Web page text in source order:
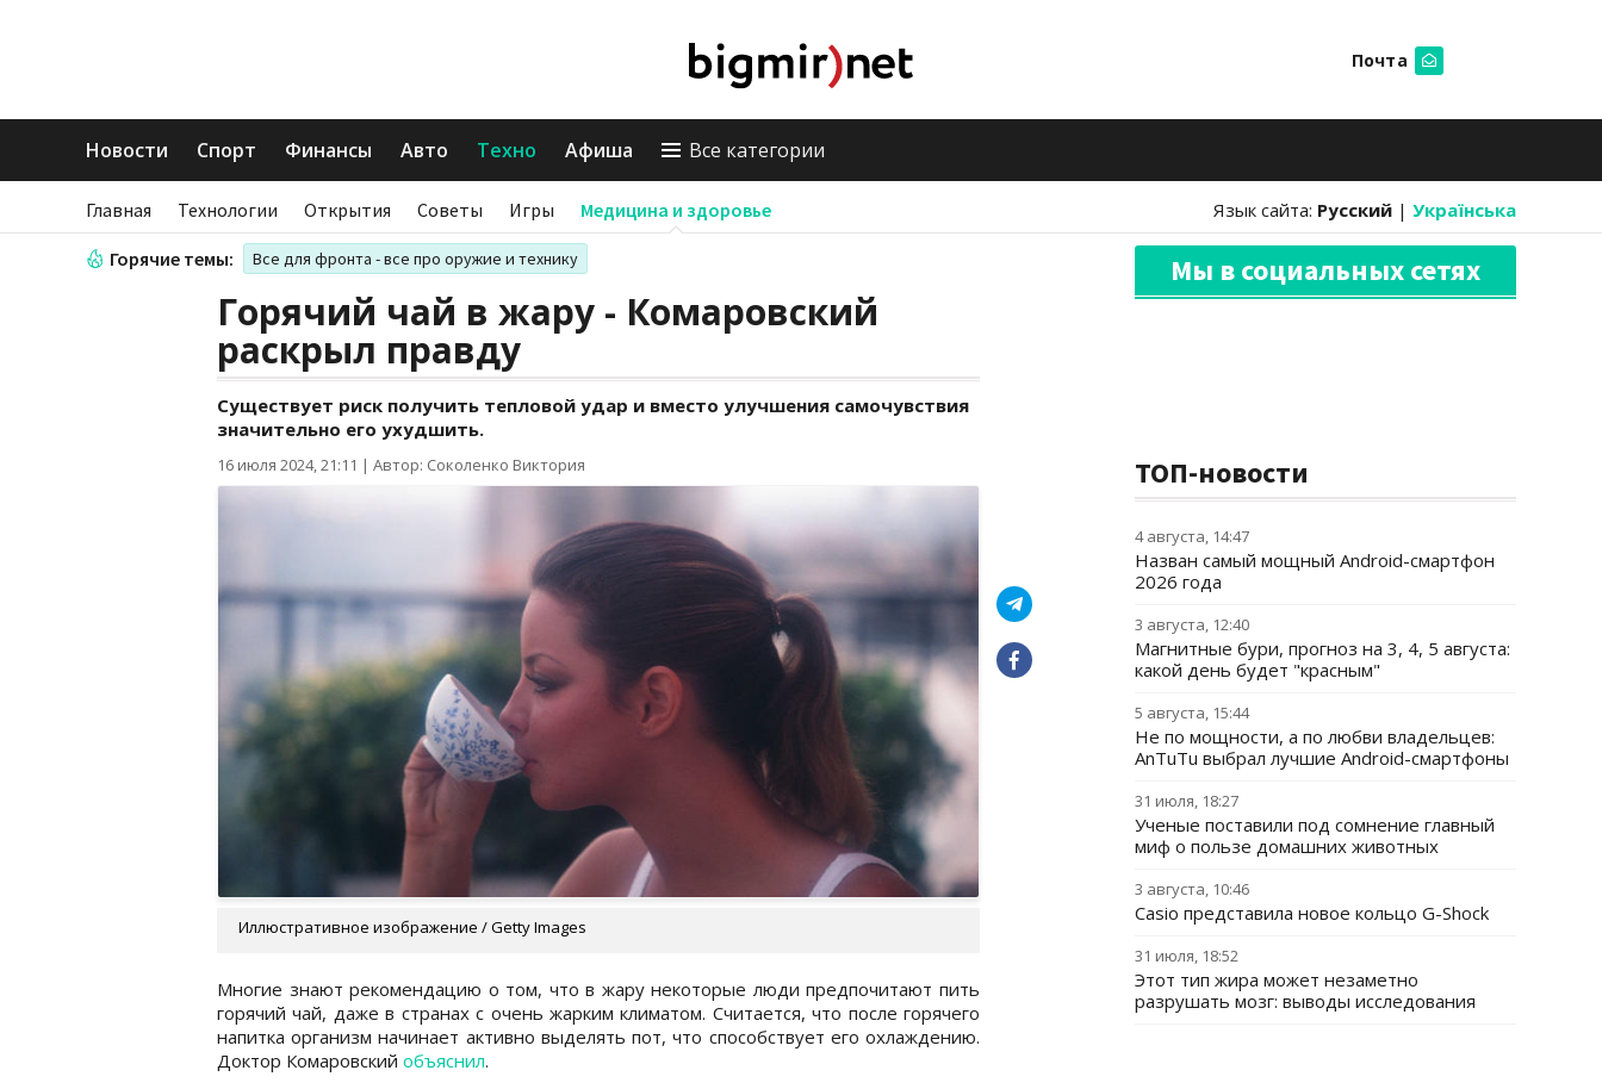
Почта
Новости Спорт Финансы Авто Техно Афиша Все категории
Главная Технологии Открытия Советы Игры Медицина и здоровье Язык сайта: Русский | Українська
Горячие темы: Все для фронта - все про оружие и технику
Горячий чай в жару - Комаровский
раскрыл правду
Существует риск получить тепловой удар и вместо улучшения самочувствия
значительно его ухудшить.
16 июля 2024, 21:11 | Автор: Соколенко Виктория
Иллюстративное изображение / Getty Images
Многие знают рекомендацию о том, что в жару некоторые люди предпочитают пить
горячий чай, даже в странах с очень жарким климатом. Считается, что после горячего
напитка организм начинает активно выделять пот, что способствует его охлаждению.
Доктор Комаровский объяснил.
Мы в социальных сетях
ТОП-новости
4 августа, 14:47
Назван самый мощный Android-смартфон
2026 года
3 августа, 12:40
Магнитные бури, прогноз на 3, 4, 5 августа:
какой день будет "красным"
5 августа, 15:44
Не по мощности, а по любви владельцев:
AnTuTu выбрал лучшие Android-смартфоны
31 июля, 18:27
Ученые поставили под сомнение главный
миф о пользе домашних животных
3 августа, 10:46
Casio представила новое кольцо G-Shock
31 июля, 18:52
Этот тип жира может незаметно
разрушать мозг: выводы исследования